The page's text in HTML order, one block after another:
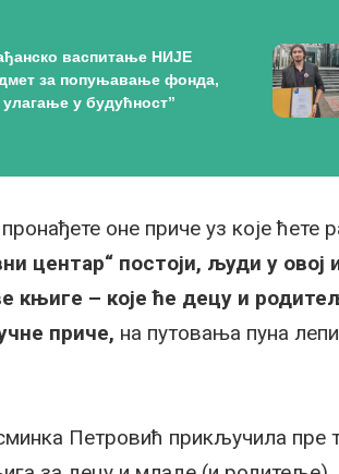
васпитање НИЈЕ
за попуњавање фонда,
улагање у будућност”
оне приче уз које ћете
центар“ постоји, људи у овој
књиге – које ће децу и
приче, на путовања пуна
Петровић прикључила пре